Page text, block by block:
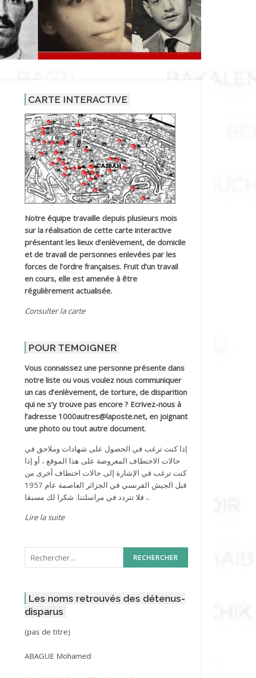
CARTE INTERACTIVE
Notre équipe travaille depuis plusieurs mois
sur la réalisation de cette carte interactive
présentant les lieux d’enlèvement, de domicile
et de travail de personnes enlevées par les
forces de l’ordre françaises. Fruit d’un travail
en cours, elle est amenée à être
régulièrement actualisée.
Consulter la carte
POUR TEMOIGNER
Vous connaissez une personne présente dans
notre liste ou vous voulez nous communiquer
un cas d’enlèvement, de torture, de disparition
qui ne s’y trouve pas encore ? Ecrivez-nous à
l’adresse 1000autres@laposte.net, en joignant
une photo ou tout autre document.
إذا كنت ترغب في الحصول على شهادات وملاحق في
حالات الاختطاف المعروضة على هذا الموقع ، أو إذا
كنت ترغب في الإشارة إلى حالات اختطاف أخرى من
قبل الجيش الفرنسي في الجزائر العاصمة عام 1957
، فلا تتردد في مراسلتنا. شكرا لك مسبقا.
Lire la suite
Rechercher :
Les noms retrouvés des détenus-
disparus
(pas de titre)Post
3416
ABAGUE Mohamed